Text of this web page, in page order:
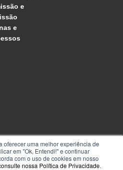
oferecer uma melhor experiência de
em "Ok, Entendi!" e continuar
com o uso de cookies em nosso
nossa Política de Privacidade.
e
e